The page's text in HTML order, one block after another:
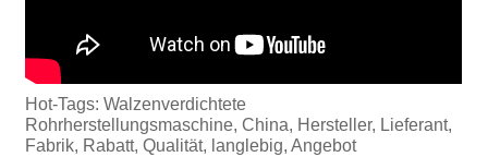
Hot-Tags: Walzenverdichtete
Rohrherstellungsmaschine, China, Hersteller, Lieferant,
Fabrik, Rabatt, Qualität, langlebig, Angebot